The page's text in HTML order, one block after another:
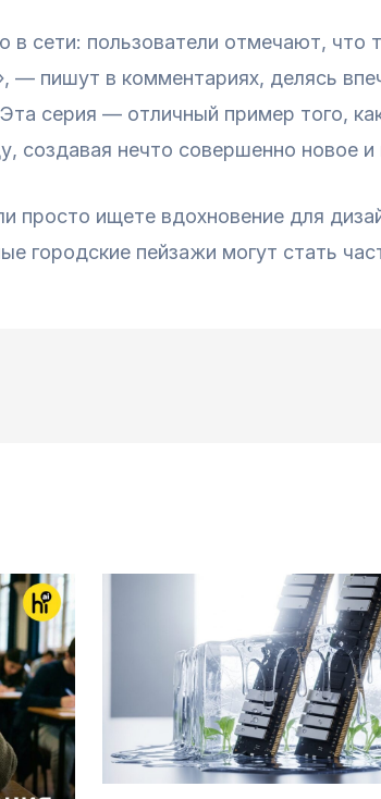
в сети: пользователи отмечают,
— пишут в комментариях, делясь
серия — отличный пример того,
создавая нечто совершенно новое и
просто ищете вдохновение для
городские пейзажи могут стать